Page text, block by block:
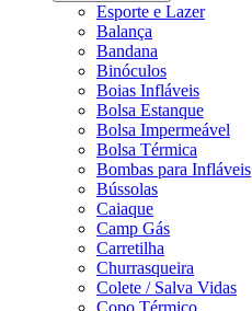
Esporte e Lazer
Balança
Bandana
Binóculos
Boias Infláveis
Bolsa Estanque
Bolsa Impermeável
Bolsa Térmica
Bombas para Infláveis
Bússolas
Caiaque
Camp Gás
Carretilha
Churrasqueira
Colete / Salva Vidas
Copo Térmico